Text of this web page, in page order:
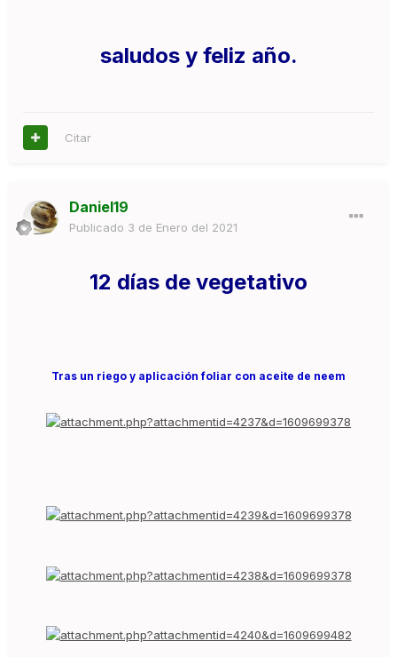
saludos y feliz año.
Citar
Daniel19
Publicado 3 de Enero del 2021
12 días de vegetativo
Tras un riego y aplicación foliar con aceite de neem